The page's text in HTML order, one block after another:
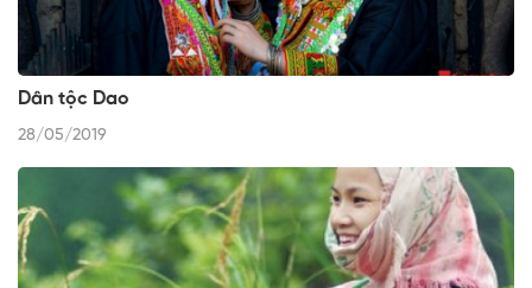
Dân tộc Dao
28/05/2019